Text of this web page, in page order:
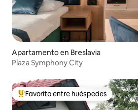
Apartamento en Breslavia
Plaza Symphony City
Favorito entre huéspedes preferido
Favorito entre huéspedes